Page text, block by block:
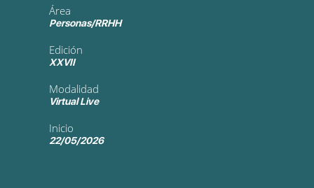
Área
Personas/RRHH
Edición
XXVII
Modalidad
Virtual Live
Inicio
22/05/2026